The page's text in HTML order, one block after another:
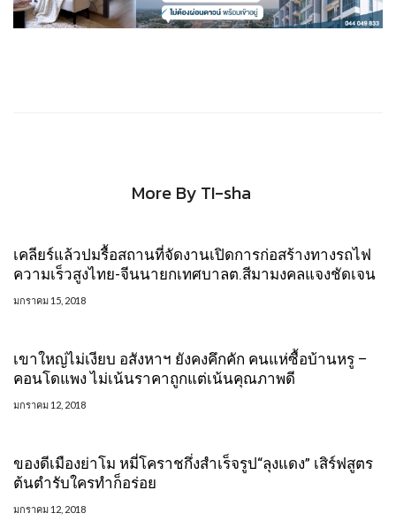
More By TI-sha
เคลียร์แล้วปมรื้อสถานที่จัดงานเปิดการก่อสร้างทางรถไฟ
ความเร็วสูงไทย-จีนนายกเทศบาลต.สีมามงคลแจงชัดเจน
มกราคม 15, 2018
เขาใหญ่ไม่เงียบ อสังหาฯ ยังคงคึกคัก คนแห่ซื้อบ้านหรู –
คอนโดแพง ไม่เน้นราคาถูกแต่เน้นคุณภาพดี
มกราคม 12, 2018
ของดีเมืองย่าโม หมี่โคราชกึ่งสำเร็จรูป“ลุงแดง” เสิร์ฟสูตร
ต้นตำรับใครทำก็อร่อย
มกราคม 12, 2018